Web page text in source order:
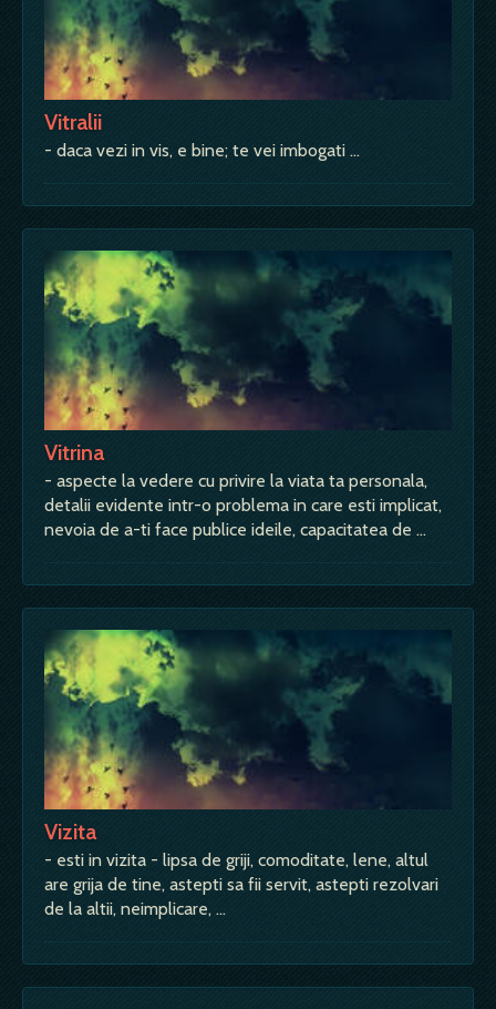
Vitralii
- daca vezi in vis, e bine; te vei imbogati …
Vitrina
- aspecte la vedere cu privire la viata ta personala,
detalii evidente intr-o problema in care esti implicat,
nevoia de a-ti face publice ideile, capacitatea de …
Vizita
- esti in vizita - lipsa de griji, comoditate, lene, altul
are grija de tine, astepti sa fii servit, astepti rezolvari
de la altii, neimplicare, …